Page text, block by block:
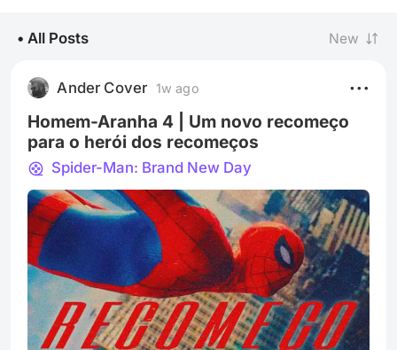
• All Posts New
Ander Cover 1w ago
Homem-Aranha 4 | Um novo recomeço
para o herói dos recomeços
Spider-Man: Brand New Day